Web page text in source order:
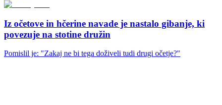
Iz očetove in hčerine navade je nastalo gibanje, ki
povezuje na stotine družin
Pomislil je: "Zakaj ne bi tega doživeli tudi drugi očetje?"